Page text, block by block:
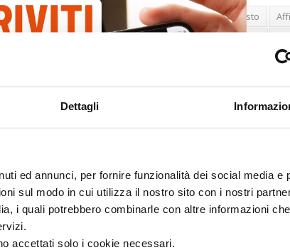
Dettagli
ed annunci, per fornire funzionalità dei social media e
sul modo in cui utilizza il nostro sito con i nostri
i quali potrebbero combinarle con altre informazioni
accettati solo i cookie necessari.
i cookie di
30posto
Banca
Confcommercio